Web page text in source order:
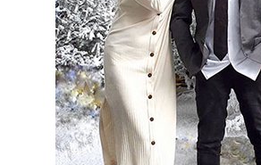
Isabel Jiménez